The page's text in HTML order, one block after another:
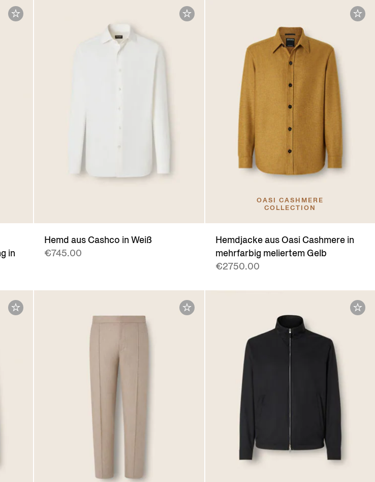
in
Hemd aus Cashco in Weiß
€745.00
OASI CASHMERE
COLLECTION
Hemdjacke aus Oasi Cashmere in
mehrfarbig meliertem Gelb
€2750.00